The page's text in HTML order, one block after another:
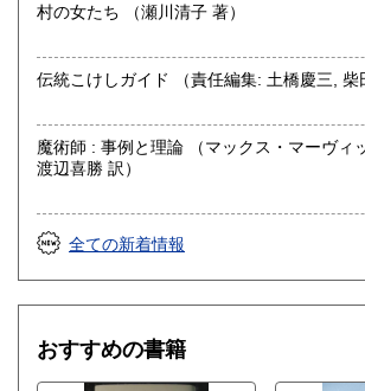
村の女たち （瀬川清子 著）
伝統こけしガイド （責任編集: 土橋慶
魔術師 : 事例と理論 （マックス・マーヴィック 編 ; 山本春樹,
渡辺喜勝 訳）
全ての新着情報
おすすめの書籍